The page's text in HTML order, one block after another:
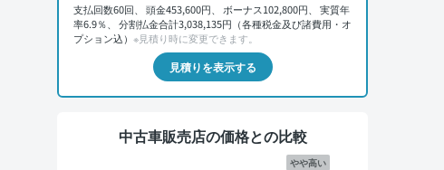
支払回数60回、 頭金453,600円、 ボーナス102,800円、 実質年
率6.9％、 分割払金合計3,038,135円（各種税金及び諸費用・オ
プション込） ※見積り時に変更できます。
見積りを表示する
中古車販売店の価格との比較
やや高い